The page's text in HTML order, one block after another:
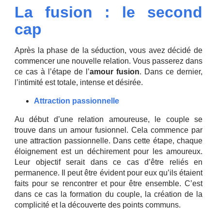
La fusion : le second
cap
Après la phase de la séduction, vous avez décidé de
commencer une nouvelle relation. Vous passerez dans
ce cas à l’étape de l’amour fusion. Dans ce dernier,
l’intimité est totale, intense et désirée.
Attraction passionnelle
Au début d’une relation amoureuse, le couple se
trouve dans un amour fusionnel . Cela commence par
une attraction passionnelle. Dans cette étape, chaque
éloignement est un déchirement pour les amoureux.
Leur objectif serait dans ce cas d’être reliés en
permanence. Il peut être évident pour eux qu’ils étaient
faits pour se rencontrer et pour être ensemble. C’est
dans ce cas la formation du couple, la création de la
complicité et la découverte des points communs.